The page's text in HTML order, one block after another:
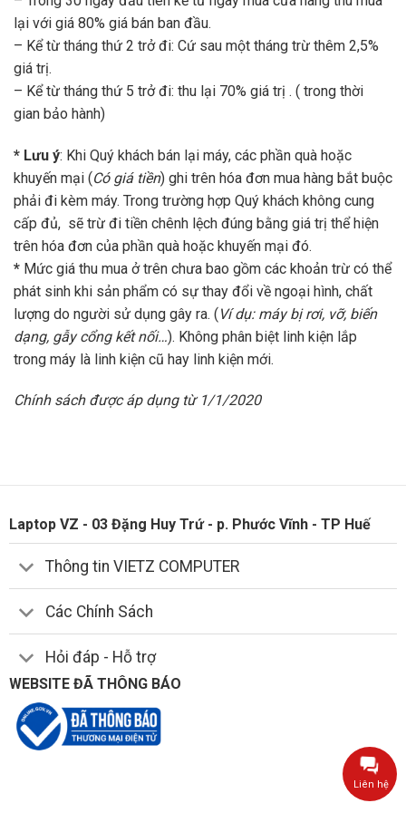
lại với giá 80% giá bán ban đầu.
– Kể từ tháng thứ 2 trở đi: Cứ sau một tháng trừ thêm 2,5%
giá trị.
– Kể từ tháng thứ 5 trở đi: thu lại 70% giá trị . ( trong thời
gian bảo hành)
* Lưu ý: Khi Quý khách bán lại máy, các phần quà hoặc
khuyến mại (Có giá tiền) ghi trên hóa đơn mua hàng bắt buộc
phải đi kèm máy. Trong trường hợp Quý khách không cung
cấp đủ, sẽ trừ đi tiền chênh lệch đúng bằng giá trị thể hiện
trên hóa đơn của phần quà hoặc khuyến mại đó.
* Mức giá thu mua ở trên chưa bao gồm các khoản trừ có thể
phát sinh khi sản phẩm có sự thay đổi về ngoại hình, chất
lượng do người sử dụng gây ra. (Ví dụ: máy bị rơi, vỡ, biến
dạng, gẫy cổng kết nối…). Không phân biệt linh kiện lắp
trong máy là linh kiện cũ hay linh kiện mới.
Chính sách được áp dụng từ 1/1/2020
Laptop VZ - 03 Đặng Huy Trứ - p. Phước Vĩnh - TP Huế
Thông tin VIETZ COMPUTER
Các Chính Sách
Hỏi đáp - Hỗ trợ
WEBSITE ĐÃ THÔNG BÁO
Liên hệ